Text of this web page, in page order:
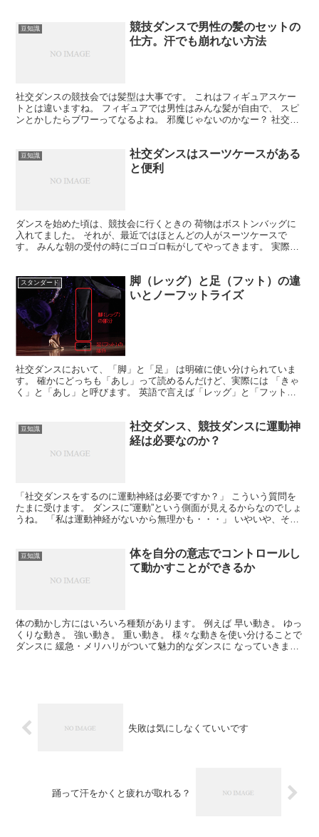
豆知識
競技ダンスで男性の髪のセットの
仕方。汗でも崩れない方法
社交ダンスの競技会では髪型は大事です。 これはフィギュアスケー
トとは違いますね。 フィギュアでは男性はみんな髪が自由で、 スピ
ンとかしたらブワーってなるよね。 邪魔じゃないのかなー？ 社交ダ
豆知識
社交ダンスはスーツケースがある
と便利
ダンスを始めた頃は、競技会に行くときの 荷物はボストンバッグに
入れてました。 それが、最近ではほとんどの人がスーツケースで
す。 みんな朝の受付の時にゴロゴロ転がしてやってきます。 実際に
スタンダード
脚（レッグ）と足（フット）の違
いとノーフットライズ
社交ダンスにおいて、「脚」と「足」 は明確に使い分けられていま
す。 確かにどっちも「あし」って読めるんだけど、実際には 「きゃ
く」と「あし」と呼びます。 英語で言えば「レッグ」と「フット」
豆知識
社交ダンス、競技ダンスに運動神
経は必要なのか？
「社交ダンスをするのに運動神経は必要ですか？」 こういう質問を
たまに受けます。 ダンスに”運動”という側面が見えるからなのでしょ
うね。 「私は運動神経がないから無理かも・・・」 いやいや、そん
豆知識
体を自分の意志でコントロールし
て動かすことができるか
体の動かし方にはいろいろ種類があります。 例えば 早い動き。 ゆっ
くりな動き。 強い動き。 重い動き。 様々な動きを使い分けることで
ダンスに 緩急・メリハリがついて魅力的なダンスに なっていきま
失敗は気にしなくていいです
踊って汗をかくと疲れが取れる？